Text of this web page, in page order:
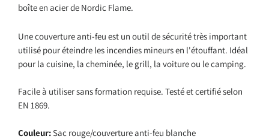
boîte en acier de Nordic Flame.
Une couverture anti-feu est un outil de sécurité très important
utilisé pour éteindre les incendies mineurs en l'étouffant. Idéal
pour la cuisine, la cheminée, le grill, la voiture ou le camping.
Facile à utiliser sans formation requise. Testé et certifié selon
EN 1869.
Couleur:Sac rouge/couverture anti-feu blanche